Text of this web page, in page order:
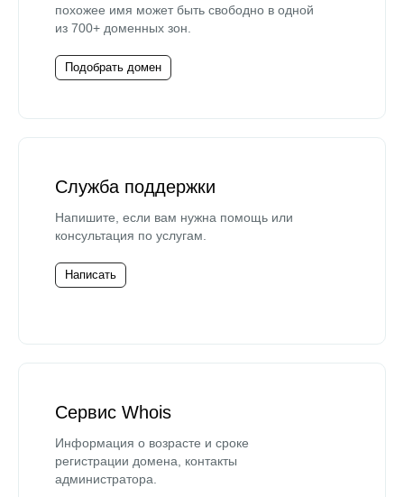
похожее имя может быть свободно в одной
из 700+ доменных зон.
Подобрать домен
Служба поддержки
Напишите, если вам нужна помощь или
консультация по услугам.
Написать
Сервис Whois
Информация о возрасте и сроке
регистрации домена, контакты
администратора.